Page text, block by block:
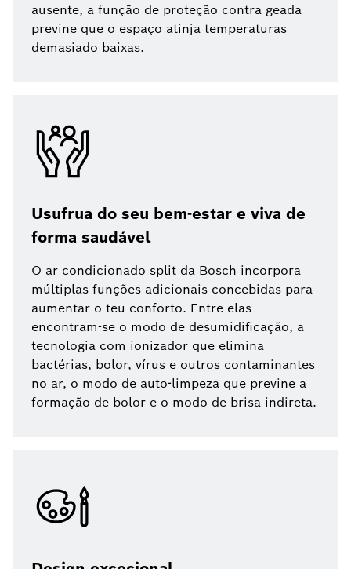
ausente, a função de proteção contra geada
previne que o espaço atinja temperaturas
demasiado baixas.
Usufrua do seu bem-estar e viva de
forma saudável
O ar condicionado split da Bosch incorpora
múltiplas funções adicionais concebidas para
aumentar o teu conforto. Entre elas
encontram-se o modo de desumidificação, a
tecnologia com ionizador que elimina
bactérias, bolor, vírus e outros contaminantes
no ar, o modo de auto-limpeza que previne a
formação de bolor e o modo de brisa indireta.